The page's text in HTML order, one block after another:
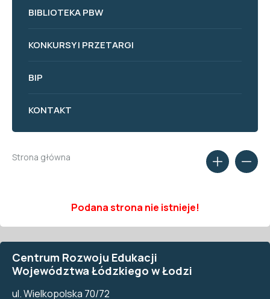
BIBLIOTEKA PBW
KONKURSY I PRZETARGI
BIP
KONTAKT
Strona główna
Podana strona nie istnieje!
Centrum Rozwoju Edukacji
Województwa Łódzkiego w Łodzi
ul. Wielkopolska 70/72